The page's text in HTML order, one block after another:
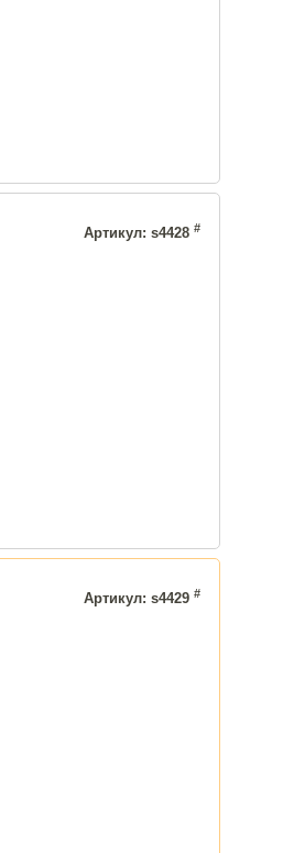
Артикул: s4428 #
Артикул: s4429 #